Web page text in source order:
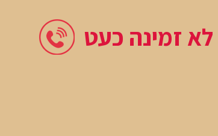
לא זמינה כעט